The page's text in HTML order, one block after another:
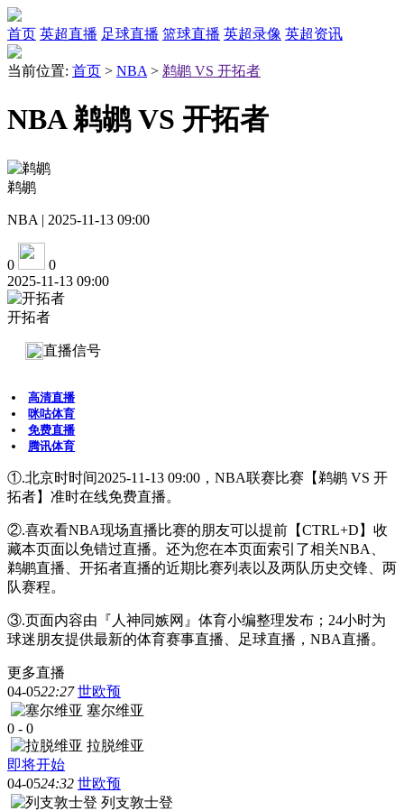
首页 英超直播 足球直播 篮球直播 英超录像 英超资讯
当前位置: 首页 > NBA > 鹈鹕 VS 开拓者
NBA 鹈鹕 VS 开拓者
鹈鹕
NBA | 2025-11-13 09:00
0
0
2025-11-13 09:00
开拓者
直播信号
高清直播
咪咕体育
免费直播
腾讯体育
①.北京时时间2025-11-13 09:00，NBA联赛比赛【鹈鹕 VS 开
拓者】准时在线免费直播。
②.喜欢看NBA现场直播比赛的朋友可以提前【CTRL+D】收
藏本页面以免错过直播。还为您在本页面索引了相关NBA、
鹈鹕直播、开拓者直播的近期比赛列表以及两队历史交锋、两
队赛程。
③.页面内容由『人神同嫉网』体育小编整理发布；24小时为
球迷朋友提供最新的体育赛事直播、足球直播，NBA直播。
更多直播
04-0522:27 世欧预
塞尔维亚
0 - 0
拉脱维亚
即将开始
04-0524:32 世欧预
列支敦士登